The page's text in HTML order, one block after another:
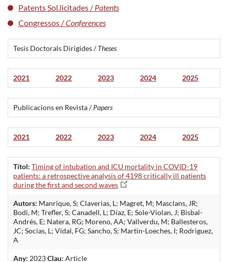
Patents Sol.licitades / Patents
Congressos /Conferences
Tesis Doctorals Dirigides /Theses
2021 2022 2023 2024 2025
Publicacions en Revista /Papers
2021 2022 2023 2024 2025
Títol: Timing of intubation and ICU mortality in COVID-19
patients: a retrospective analysis of 4198 critically ill patients
during the first and second waves
Autors: Manrique, S; Claverias, L; Magret, M; Masclans, JR;
Bodi, M; Trefler, S; Canadell, L; Díaz, E; Sole-Violan, J; Bisbal-
Andrés, E; Natera, RG; Moreno, AA; Vallverdu, M; Ballesteros,
JC; Socias, L; Vidal, FG; Sancho, S; Martin-Loeches, I; Rodriguez,
A
Any: 2023Clau: Article